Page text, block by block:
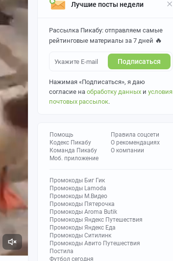
Лучшие посты недели
Рассылка Пикабу: отправляем самые
рейтинговые материалы за 7 дней 🔥
Подписаться
Нажимая «Подписаться», я даю
согласие на обработку данных и условия
почтовых рассылок.
Помощь
Кодекс Пикабу
Команда Пикабу
Моб. приложение
Правила соцсети
О рекомендациях
О компании
Промокоды Биг Гик
Промокоды Lamoda
Промокоды М.Видео
Промокоды Пятерочка
Промокоды Aroma Butik
Промокоды Яндекс Путешествия
Промокоды Яндекс Еда
Промокоды Ситилинк
Промокоды Авито Путешествия
Постила
Футбол сегодня